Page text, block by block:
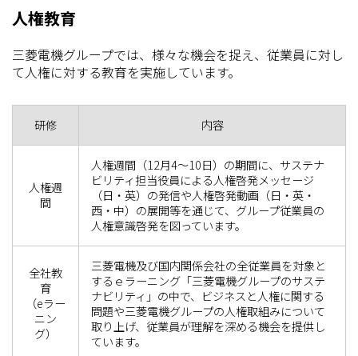
人権教育
三菱電機グループでは、様々な機会を捉え、従業員に対し
て人権に対する教育を実施しています。
研修 内容
人権週
間
人権週間（12月4～10日）の期間に、サステナ
ビリティ担当役員による人権啓発メッセージ
（日・英）の発信や人権啓発動画（日・英・
西・中）の展開等を通じて、グループ従業員の
人権意識啓発を図っています。
全社教
育
（eラー
ニン
グ）
三菱電機及び国内関係会社の全従業員を対象と
するｅラーニング「三菱電機グループのサステ
ナビリティ」の中で、ビジネスと人権に関する
問題や三菱電機グループの人権取組みについて
取り上げ、従業員が理解を深める機会を提供し
ています。